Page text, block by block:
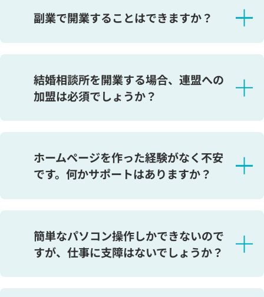
可能なサポート体制が整っています。各種研修や個別
サポートが充実しており、実際に未経験から開業する
方の割合は90％以上にのぼります。困ったことや分か
ート体制があります。
副業で開業することはできますか？
はい。本業がある方でも、副業として開業することが
業されています。働く時間をある程度自由に決めるこ
とができ、比較的拘束時間が少ない業務のため、本業
との両立が可能です。本業が多忙の場合は相談所の仕
きます。結婚相談所業が順調で、本業に切り替えた方
も数多くいらっしゃいます。
結婚相談所を開業する場合、連盟への
加盟は必須でしょうか？
結婚相談所の開業は特別な資格を取得する必要はあり
す。ですが、連盟に加盟するメリットは非常に大き
く、一人で運営するよりも圧倒的に成功しやすい理由
があります。
・会員データベースを活用できる
・研修やセミナーを受けることができる
・会員様とトラブルになった場合、所属の連盟に相談
ホームページを作った経験がなく不安
です。何かサポートはありますか？
制作会社を紹介してほしいという方には、NNRと提携
だきます。ご自身で制作会社を探したいとお考えの方
にはNNRスタッフの特別サポートもあります。制作費
は適正か、契約内容に不利な条件がないかなど、NNR
簡単なパソコン操作しかできないので
すが、仕事に支障はないでしょうか？
はい。インターネットができる環境で、文字入力など